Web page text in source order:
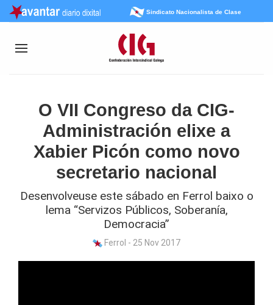
Sindicato Nacionalista de Clase
O VII Congreso da CIG-
Administración elixe a
Xabier Picón como novo
secretario nacional
Desenvolveuse este sábado en Ferrol baixo o
lema “Servizos Públicos, Soberanía,
Democracia”
Ferrol - 25 Nov 2017